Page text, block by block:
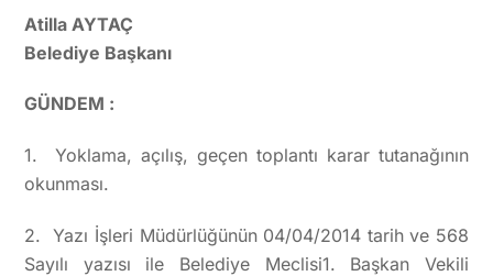
Atilla AYTAÇ
Belediye Başkanı
GÜNDEM :
1. Yoklama, açılış, geçen toplantı karar tutanağının
okunması.
2. Yazı İşleri Müdürlüğünün 04/04/2014 tarih ve 568
Sayılı yazısı ile Belediye Meclisi1. Başkan Vekili